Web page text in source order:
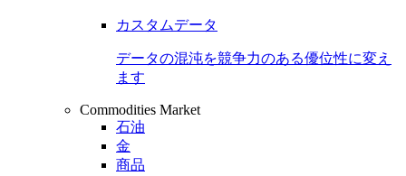
カスタムデータ
データの混沌を競争力のある優位性に変え
ます
Commodities Market
石油
金
商品